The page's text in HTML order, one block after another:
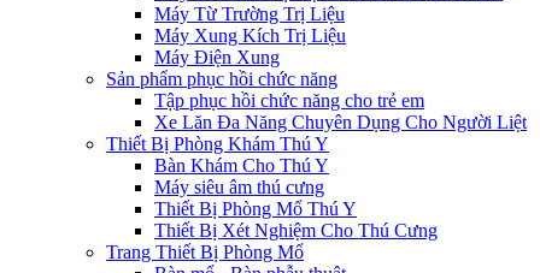
Máy Từ Trường Trị Liệu
Máy Xung Kích Trị Liệu
Máy Điện Xung
Sản phẩm phục hồi chức năng
Tập phục hồi chức năng cho trẻ em
Xe Lăn Đa Năng Chuyên Dụng Cho Người Liệt
Thiết Bị Phòng Khám Thú Y
Bàn Khám Cho Thú Y
Máy siêu âm thú cưng
Thiết Bị Phòng Mổ Thú Y
Thiết Bị Xét Nghiệm Cho Thú Cưng
Trang Thiết Bị Phòng Mổ